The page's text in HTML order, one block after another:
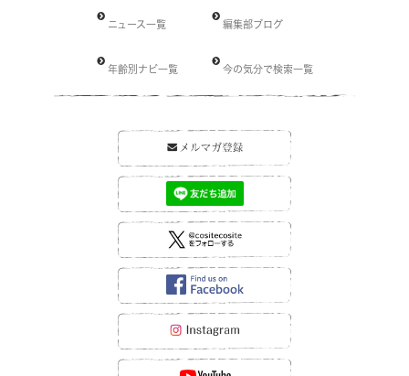
ニュース一覧 編集部ブログ
年齢別ナビ一覧 今の気分で検索一覧